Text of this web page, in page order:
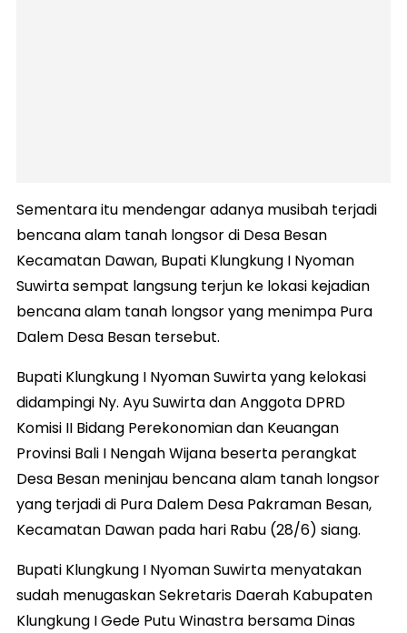
Sementara itu mendengar adanya musibah terjadi
bencana alam tanah longsor di Desa Besan
Kecamatan Dawan, Bupati Klungkung I Nyoman
Suwirta sempat langsung terjun ke lokasi kejadian
bencana alam tanah longsor yang menimpa Pura
Dalem Desa Besan tersebut.
Bupati Klungkung I Nyoman Suwirta yang kelokasi
didampingi Ny. Ayu Suwirta dan Anggota DPRD
Komisi II Bidang Perekonomian dan Keuangan
Provinsi Bali I Nengah Wijana beserta perangkat
Desa Besan meninjau bencana alam tanah longsor
yang terjadi di Pura Dalem Desa Pakraman Besan,
Kecamatan Dawan pada hari Rabu (28/6) siang.
Bupati Klungkung I Nyoman Suwirta menyatakan
sudah menugaskan Sekretaris Daerah Kabupaten
Klungkung I Gede Putu Winastra bersama Dinas